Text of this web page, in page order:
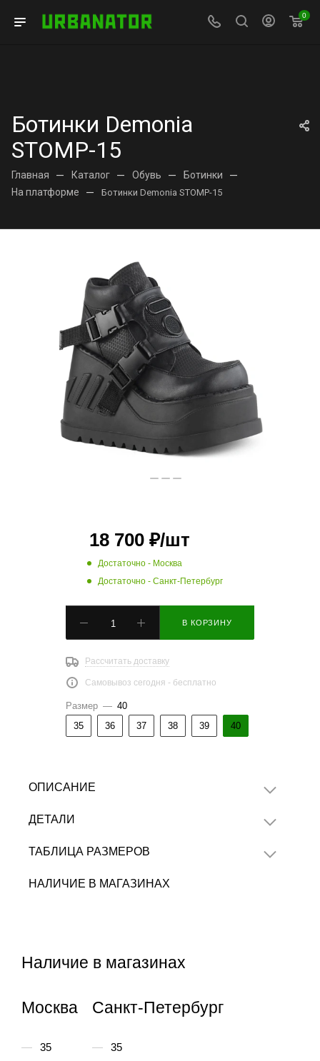
0
Ботинки Demonia
STOMP-15
Главная — Каталог — Обувь — Ботинки —
На платформе — Ботинки Demonia STOMP-15
18 700 ₽/шт
Достаточно - Москва
Достаточно - Санкт-Петербург
В КОРЗИНУ
Рассчитать доставку
Самовывоз сегодня - бесплатно
Размер — 40
35
36 37 38 39 40
ОПИСАНИЕ
ДЕТАЛИ
ТАБЛИЦА РАЗМЕРОВ
НАЛИЧИЕ В МАГАЗИНАХ
Наличие в магазинах
Москва
35
Санкт-Петербург
35